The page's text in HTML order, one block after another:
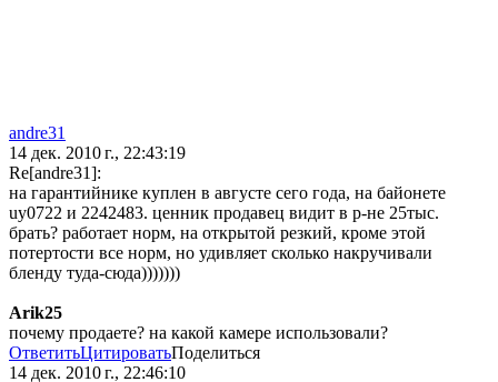
andre31
14 дек. 2010 г., 22:43:19
Re[andre31]:
на гарантийнике куплен в августе сего года, на байонете
uy0722 и 2242483. ценник продавец видит в р-не 25тыс.
брать? работает норм, на открытой резкий, кроме этой
потертости все норм, но удивляет сколько накручивали
бленду туда-сюда)))))))
Arik25
почему продаете? на какой камере использовали?
ОтветитьЦитироватьПоделиться
14 дек. 2010 г., 22:46:10